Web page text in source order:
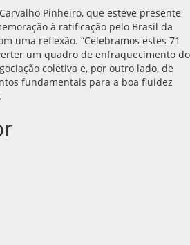
Pinheiro, que esteve presente
à ratificação pelo Brasil da
uma reflexão. “Celebramos estes 71
um quadro de enfraquecimento do
coletiva e, por outro lado, de
fundamentais para a boa fluidez